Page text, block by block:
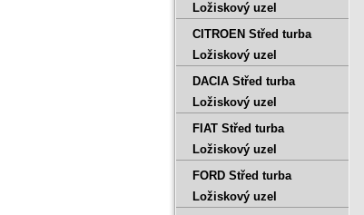
Ložiskový uzel
CITROEN Střed turba
Ložiskový uzel
DACIA Střed turba
Ložiskový uzel
FIAT Střed turba
Ložiskový uzel
FORD Střed turba
Ložiskový uzel